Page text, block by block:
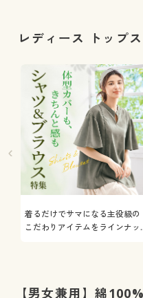
レディース トップ
着るだけでサマになる主役級の
こだわりアイテムをラインナッ
【男女兼用】綿